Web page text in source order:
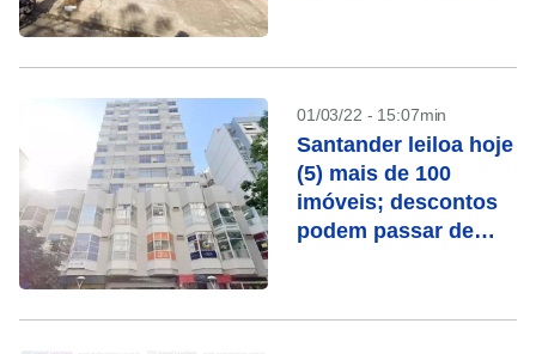
01/03/22 - 15:07min
Santander leiloa hoje
(5) mais de 100
imóveis; descontos
podem passar de